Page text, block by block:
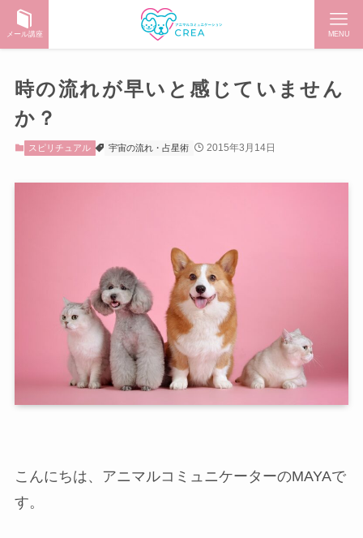
メール講座 MENU
時の流れが早いと感じていません
か？
スピリチュアル 宇宙の流れ・占星術 2015年3月14日
こんにちは、アニマルコミュニケーターのMAYAで
す。